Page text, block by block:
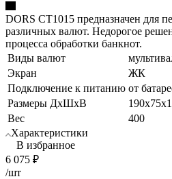
DORS CT1015 предназначен для
различных валют. Недорогое
процесса обработки банкнот.
Виды валют
Экран
ЖК
Подключение к питанию от
Размеры ДхШхВ
Вес
400
Характеристики
В избранное
6 075 ₽
/шт